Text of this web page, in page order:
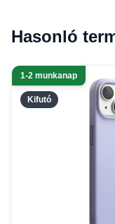
Hasonló
Kifutó
1-2 munkanap